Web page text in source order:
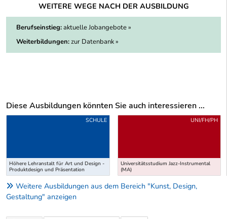
WEITERE WEGE NACH DER AUSBILDUNG
Berufseinstieg:aktuelle Jobangebote »
Weiterbildungen:zur Datenbank »
Diese Ausbildungen könnten Sie auch interessieren ...
Uber weitere Ausbildungsvorschläge
Höhere Lehranstalt für Art und Design -
Produktdesign und Präsentation
SCHULE
Universitätsstudium Jazz-Instrumental
(MA)
UNI/FH/PH
Weitere Ausbildungen aus dem Bereich "Kunst, Design,
Gestaltung" anzeigen